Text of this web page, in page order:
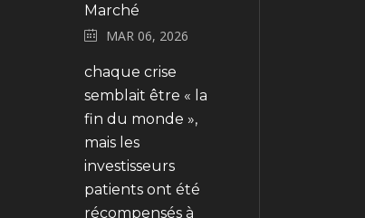
Marché
MAR 06, 2026
chaque crise
semblait être « la
fin du monde »,
mais les
investisseurs
patients ont été
récompensés à